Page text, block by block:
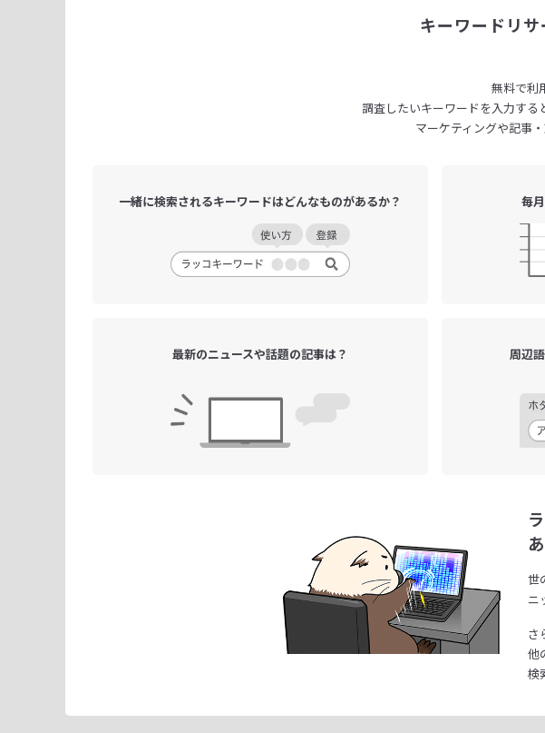
キーワードリ
無料で利
調査したいキーワードを入力する
マーケティングや記事
一緒に検索されるキーワードはどんなものがあるか？ 毎
最新のニュースや話題の記事は？ 周辺
世
ニ
さ
他
検